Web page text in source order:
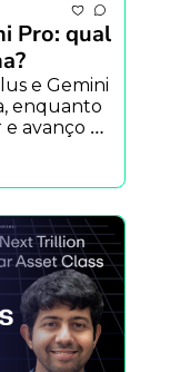
Pro: qual
e Gemini
enquanto
avanço
na era